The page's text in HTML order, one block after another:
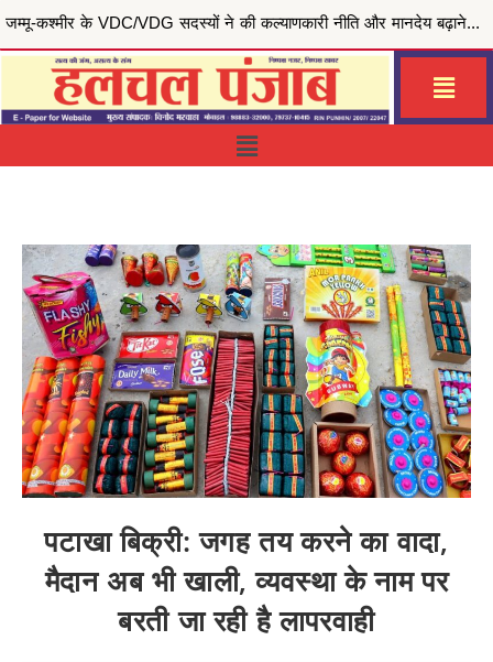
मुख्यमंत्री भगवंत सिंह मान की ‘मेरी रसोई योजना’ से जरूरतमंद परिवारों को राहत, जालंधर सेंट्रल हलका इं...
पटाखा बिक्री: जगह तय करने का वादा,
मैदान अब भी खाली, व्यवस्था के नाम पर
बरती जा रही है लापरवाही